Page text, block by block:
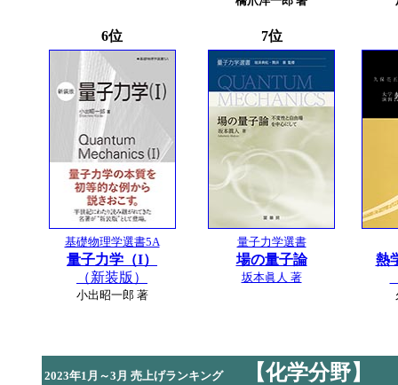
6位
基礎物理学選書5A
量子力学（I）
（新装版）
小出昭一郎 著
7位
量子力学選書
場の量子論
坂本眞人 著
熱
2023年1月～3月 売上げランキング 【化学分野】